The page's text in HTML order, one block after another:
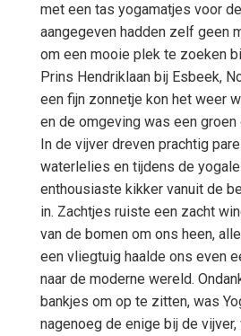
met een tas yogamatjes voor
aangegeven hadden zelf geen
om een mooie plek te zoeken
Prins Hendriklaan bij Esbeek,
een fijn zonnetje kon het weer
en de omgeving was een
In de vijver dreven prachtig
waterlelies en tijdens de
enthousiaste kikker vanuit de
in. Zachtjes ruiste een zacht
van de bomen om ons heen,
een vliegtuig haalde ons even
naar de moderne wereld.
bankjes om op te zitten, was
nagenoeg de enige bij de vijver,